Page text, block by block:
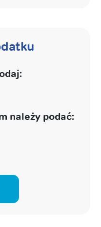
należy podać: